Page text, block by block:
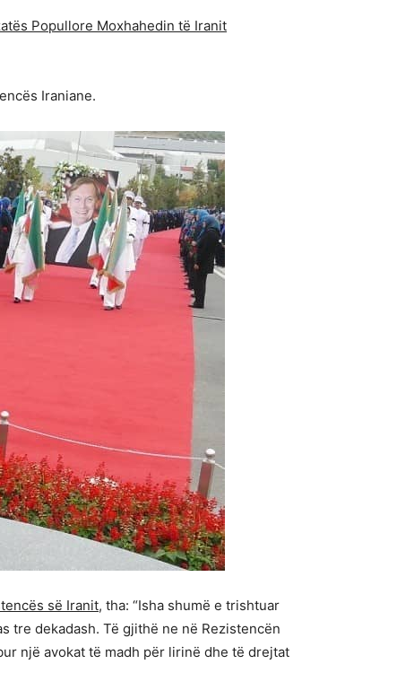
Popullore Moxhahedin të Iranit
Iraniane.
së Iranit, tha: “Isha shumë e trishtuar
tre dekadash. Të gjithë ne në Rezistencën
një avokat të madh për lirinë dhe të drejtat